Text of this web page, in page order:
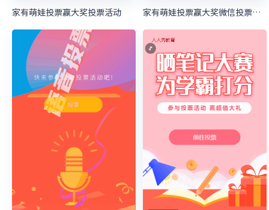
家有萌娃投票赢大奖投票活动 家有萌娃投票赢大奖微信投票活动